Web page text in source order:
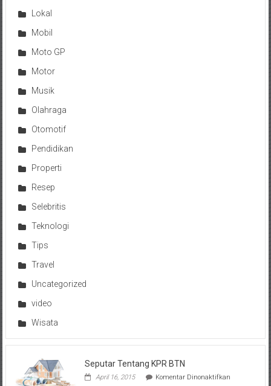
Lokal
Mobil
Moto GP
Motor
Musik
Olahraga
Otomotif
Pendidikan
Properti
Resep
Selebritis
Teknologi
Tips
Travel
Uncategorized
video
Wisata
Seputar Tentang KPR BTN
April 16, 2015 Komentar Dinonaktifkanpada